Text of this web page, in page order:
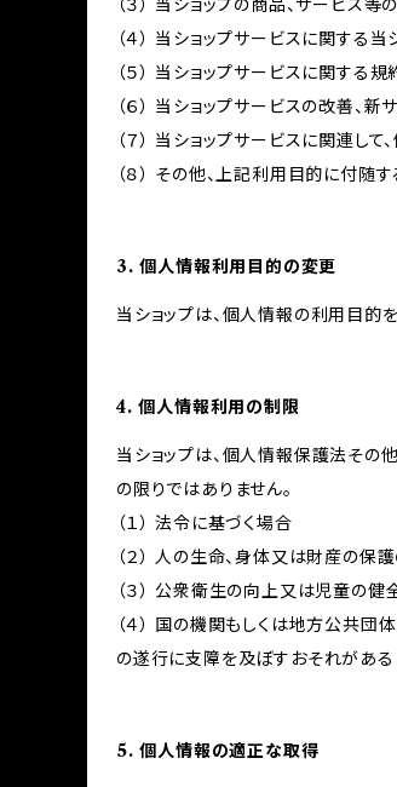
（３） 当ショップの商品、サービス等
（４） 当ショップサービスに関する
（５） 当ショップサービスに関する
（６） 当ショップサービスの改善、
（７） 当ショップサービスに関連し
（８） その他、上記利用目的に付随
3. 個人情報利用目的の変更
当ショップは、個人情報の利用目的
4. 個人情報利用の制限
当ショップは、個人情報保護法その
の限りではありません。
（１） 法令に基づく場合
（２） 人の生命、身体又は財産の
（３） 公衆衛生の向上又は児童の
（４） 国の機関もしくは地方公共
の遂行に支障を及ぼすおそれがある
5. 個人情報の適正な取得